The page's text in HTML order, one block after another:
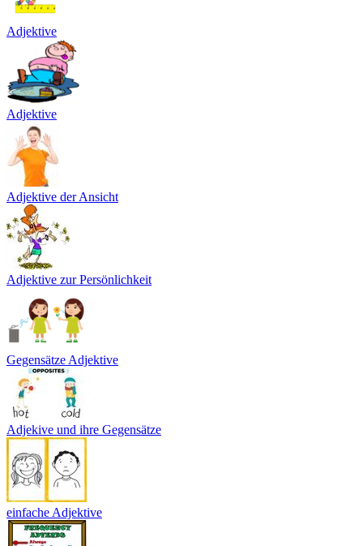
Adjektive
Adjektive
Adjektive der Ansicht
Adjektive zur Persönlichkeit
Gegensätze Adjektive
Adjekive und ihre Gegensätze
einfache Adjektive